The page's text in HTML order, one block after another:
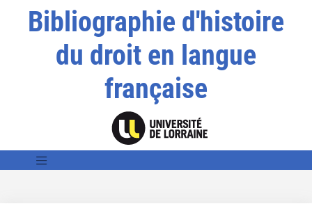
Bibliographie d'histoire
du droit en langue
française